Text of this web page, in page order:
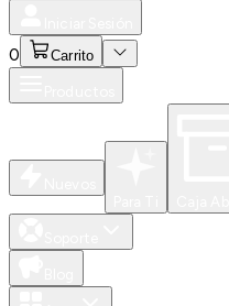
0 Carrito